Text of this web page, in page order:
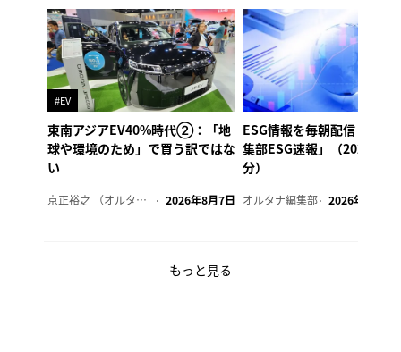
#EV
東南アジアEV40%時代②：「地
球や環境のため」で買う訳ではな
い
京正裕之 （オルタナ副編集長） 2026年8月7日
ESG情報を毎朝配信「オル
集部ESG速報」（2026年8
分）
オルタナ編集部 2026年8月7日
もっと見る